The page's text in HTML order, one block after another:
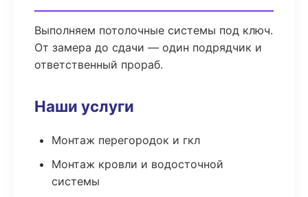
Выполняем потолочные системы под ключ.
От замера до сдачи — один подрядчик и
ответственный прораб.
Наши услуги
Монтаж перегородок и гкл
Монтаж кровли и водосточной
системы